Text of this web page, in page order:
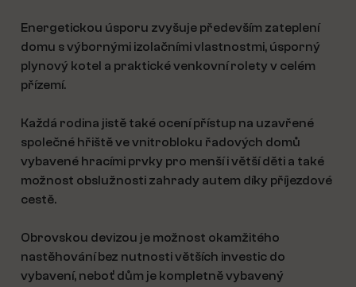
Energetickou úsporu zvyšuje především zateplení
domu s výbornými izolačními vlastnostmi, úsporný
plynový kotel a praktické venkovní rolety v celém
přízemí.
Každá rodina jistě také ocení přístup na uzavřené
společné hřiště ve vnitrobloku řadových domů
vybavené hracími prvky pro menší i větší děti a také
možnost obslužnosti zahrady autem díky příjezdové
cestě.
Obrovskou devizou je možnost okamžitého
nastěhování bez nutnosti větších investic do
vybavení, neboť dům je kompletně vybavený